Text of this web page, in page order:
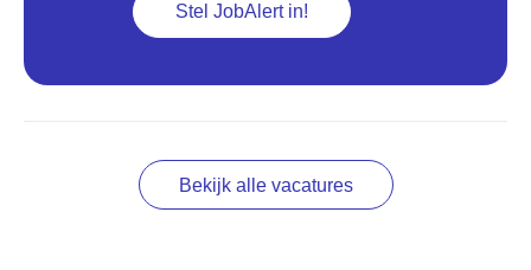
Stel JobAlert in!
Bekijk alle vacatures